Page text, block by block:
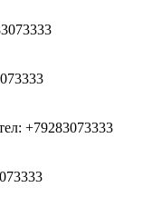
+79283073333